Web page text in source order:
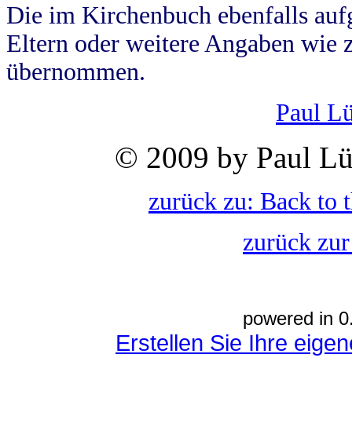
Die im Kirchenbuch ebenfalls
Eltern oder weitere Angaben wie
übernommen.
Paul
© 2009 by Paul
zurück zu: Back to
zurück
powered in
Erstellen Sie Ihre